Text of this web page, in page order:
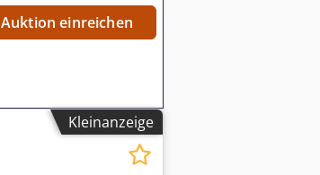
Auktion einreichen
Kleinanzeige